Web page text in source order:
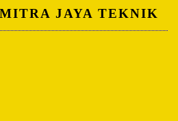
JAYA TEKNIK